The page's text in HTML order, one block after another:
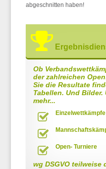
abgeschnitten haben!
Ob
der zahlreichen
Sie die Resultate
Tabellen. Und Bilder.
mehr...
Einzelwettkämpfe
Open- Turniere
wg DSGVO teilweise